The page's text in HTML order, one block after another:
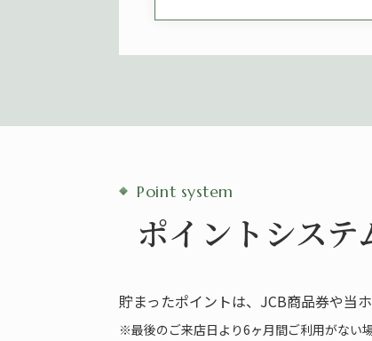
Point system
ポイントシステ
貯まったポイントは、JCB商品券や当
※最後のご来店日より6ヶ月間ご利用がない